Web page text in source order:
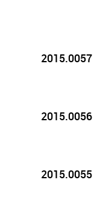
2015.0057
2015.0056
2015.0055